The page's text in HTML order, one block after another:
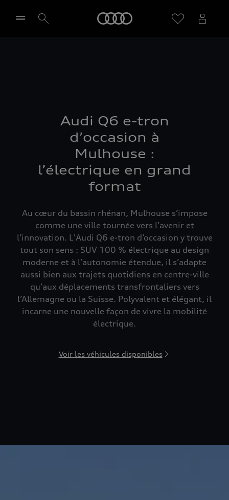
Audi Q6 e-tron
d’occasion à
Mulhouse :
l’électrique en grand
format
Au cœur du bassin rhénan, Mulhouse s’impose
comme une ville tournée vers l’avenir et
l’innovation. L'Audi Q6 e-tron d’occasion y trouve
tout son sens : SUV 100 % électrique au design
moderne et à l’autonomie étendue, il s’adapte
aussi bien aux trajets quotidiens en centre-ville
qu’aux déplacements transfrontaliers vers
l’Allemagne ou la Suisse. Polyvalent et élégant, il
incarne une nouvelle façon de vivre la mobilité
électrique.
Voir les véhicules disponibles